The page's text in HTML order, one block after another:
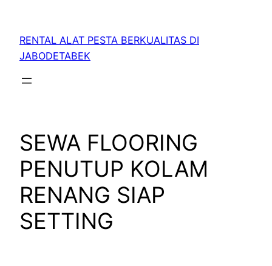
RENTAL ALAT PESTA BERKUALITAS DI
JABODETABEK
SEWA FLOORING
PENUTUP KOLAM
RENANG SIAP
SETTING